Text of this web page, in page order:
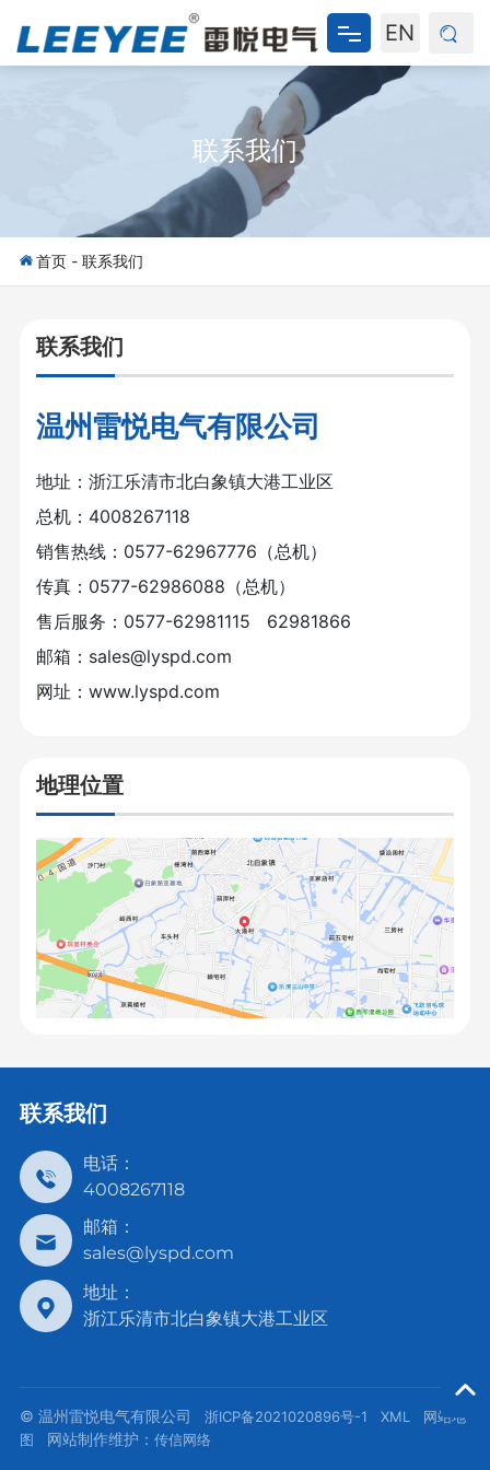
新闻资讯
联系我们
EN
联系我们
首页 - 联系我们
联系我们
温州雷悦电气有限公司
地址：浙江乐清市北白象镇大港工业区
总机：4008267118
销售热线：0577-62967776（总机）
传真：0577-62986088（总机）
售后服务：0577-62981115 62981866
邮箱：sales@lyspd.com
网址： www.lyspd.com
地理位置
联系我们
电话：
4008267118
邮箱：
sales@lyspd.com
地址：
浙江乐清市北白象镇大港工业区
© 温州雷悦电气有限公司 浙ICP备2021020896号-1 XML
网站地
图 网站制作维护： 传信网络